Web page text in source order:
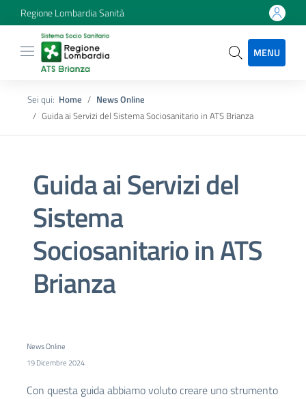
Regione Lombardia Sanità
MENU
Sei qui: Home
News Online
Guida ai Servizi del Sistema Sociosanitario in ATS Brianza
Guida ai Servizi del
Sistema
Sociosanitario in ATS
Brianza
News Online
19 Dicembre 2024
Con questa guida abbiamo voluto creare uno strumento